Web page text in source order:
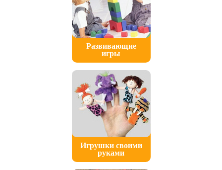
Развивающие
игры
Игрушки своими
руками